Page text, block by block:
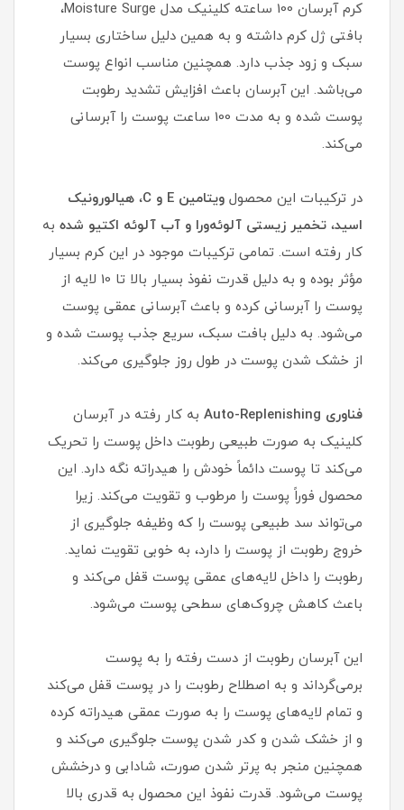
کرم آبرسان 100 ساعته کلینیک مدل Moisture Surge،
بافتی ژل کرم داشته و به همین دلیل ساختاری بسیار
سبک و زود جذب دارد. همچنین مناسب انواع پوست
می‌باشد. این آبرسان باعث افزایش تشدید رطوبت
پوست شده و به مدت 100 ساعت پوست را آبرسانی
می‌کند.
در ترکیبات این محصول ویتامین E و C ، هیالورونیک
اسید، تخمیر زیستی آلوئه‌ورا و آب آلوئه اکتیو شده به
کار رفته است. تمامی ترکیبات موجود در این کرم بسیار
مؤثر بوده و به دلیل قدرت نفوذ بسیار بالا تا 10 لایه از
پوست را آبرسانی کرده و باعث آبرسانی عمقی پوست
می‌شود. به دلیل بافت سبک، سریع جذب پوست شده و
از خشک شدن پوست در طول روز جلوگیری می‌کند.
فناوری Auto-Replenishing
به کار رفته در آبرسان
کلینیک به صورت طبیعی رطوبت داخل پوست را تحریک
می‌کند تا پوست دائماً خودش را هیدراته نگه دارد. این
محصول فوراً پوست را مرطوب و تقویت می‌کند. زیرا
می‌تواند سد طبیعی پوست را که وظیفه جلوگیری از
خروج رطوبت از پوست را دارد، به خوبی تقویت نماید.
رطوبت را داخل لایه‌های عمقی پوست قفل می‌کند و
باعث کاهش چروک‌های سطحی پوست می‌شود.
این آبرسان رطوبت از دست رفته را به پوست
برمی‌گرداند و به اصطلاح رطوبت را در پوست قفل می‌کند
و تمام لایه‌های پوست را به صورت عمقی هیدراته کرده
و از خشک شدن و کدر شدن پوست جلوگیری می‌کند و
همچنین منجر به پرتر شدن صورت، شادابی و درخشش
پوست می‌شود. قدرت نفوذ این محصول به قدری بالا